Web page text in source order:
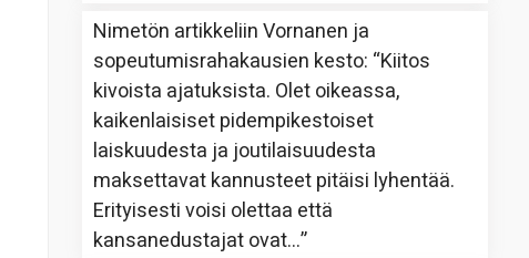
Nimetön artikkeliinVornanen ja
sopeutumisrahakausien kesto: “Kiitos
kivoista ajatuksista. Olet oikeassa,
kaikenlaisiset pidempikestoiset
laiskuudesta ja joutilaisuudesta
maksettavat kannusteet pitäisi lyhentää.
Erityisesti voisi olettaa että
kansanedustajat ovat…”